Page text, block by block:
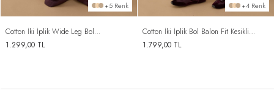
+5 Renk
Cotton İki İplik Wide Leg Bol
Eşofman Altı Mürdüm
1.299,00TL
+4 Renk
Cotton İki İplik Bol Balon Fit Kesikli
Eşofman Altı Mürdüm
1.799,00TL